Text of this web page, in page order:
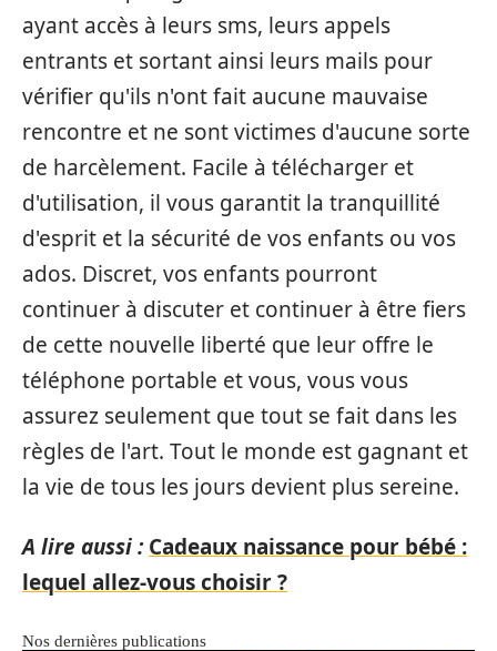
ayant accès à leurs sms, leurs appels
entrants et sortant ainsi leurs mails pour
vérifier qu'ils n'ont fait aucune mauvaise
rencontre et ne sont victimes d'aucune sorte
de harcèlement. Facile à télécharger et
d'utilisation, il vous garantit la tranquillité
d'esprit et la sécurité de vos enfants ou vos
ados. Discret, vos enfants pourront
continuer à discuter et continuer à être fiers
de cette nouvelle liberté que leur offre le
téléphone portable et vous, vous vous
assurez seulement que tout se fait dans les
règles de l'art. Tout le monde est gagnant et
la vie de tous les jours devient plus sereine.
A lire aussi : Cadeaux naissance pour bébé :
lequel allez-vous choisir ?
Nos dernières publications